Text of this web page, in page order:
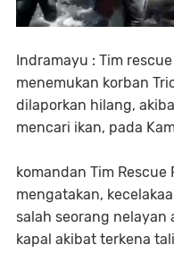
Indramayu : Tim
menemukan korban
dilaporkan hilang,
mencari ikan, pada
komandan Tim Rescue
mengatakan,
salah seorang nelayan
kapal akibat terkena